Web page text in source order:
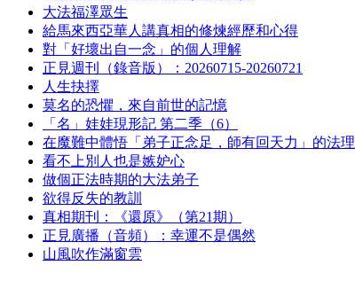
大法福澤眾生
給馬來西亞華人講真相的修煉經歷和心得
對「好壞出自一念」的個人理解
正見週刊（錄音版）：20260715-20260721
人生抉擇
莫名的恐懼，來自前世的記憶
「名」娃娃現形記 第二季（6）
在魔難中體悟「弟子正念足，師有回天力」的法理
看不上別人也是嫉妒心
做個正法時期的大法弟子
欲得反失的教訓
真相期刊：《還原》（第21期）
正見廣播（音頻）：幸運不是偶然
山風吹作滿窗雲